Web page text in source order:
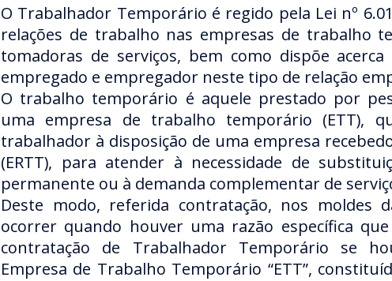
O Trabalhador Temporário é regido pela Lei nº
relações de trabalho nas empresas de trabalho
tomadoras de serviços, bem como dispõe
empregado e empregador neste tipo de relação
O trabalho temporário é aquele prestado por
uma empresa de trabalho temporário (ETT),
trabalhador à disposição de uma empresa
(ERTT), para atender à necessidade de
permanente ou à demanda complementar de
Deste modo, referida contratação, nos moldes
ocorrer quando houver uma razão específica
contratação de Trabalhador Temporário se
Empresa de Trabalho Temporário “ETT”,